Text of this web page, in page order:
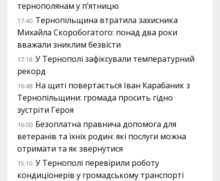
тернополянам у п’ятницю
17:40 Тернопільщина втратила захисника
Михайла Скоробогатого: понад два роки
вважали зниклим безвісти
17:18 У Тернополі зафіксували температурний
рекорд
16:48 На щиті повертається Іван Карабаник з
Тернопільщини: громада просить гідно
зустріти Героя
16:00 Безоплатна правнича допомога для
ветеранів та їхніх родин: які послуги можна
отримати та як звернутися
15:10 У Тернополі перевірили роботу
кондиціонерів у громадському транспорті